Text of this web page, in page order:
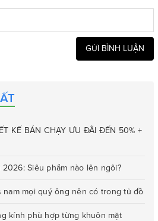
GỬI BÌNH LUẬN
KẾ BÁN CHẠY ƯU ĐÃI ĐẾN 50% +
Siêu phẩm nào lên ngôi?
nam mọi quý ông nên có trong tủ đồ
kính phù hợp từng khuôn mặt